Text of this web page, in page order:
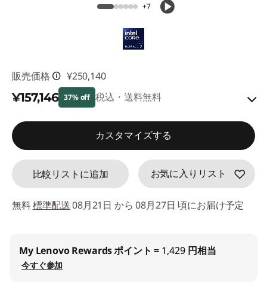
u
+7
販売価格 ¥250,140
¥157,146 37% off 税込・送料無料
特別割引 :-¥90,354
Eクーポンコード : WEEKEND0809
カスタマイズする
比較リストに追加 お気に入りリスト
無料標準配送08月21日 から 08月27日 頃にお届け予定
法人限定価格:
Lenovo Proストアでお得に購入！